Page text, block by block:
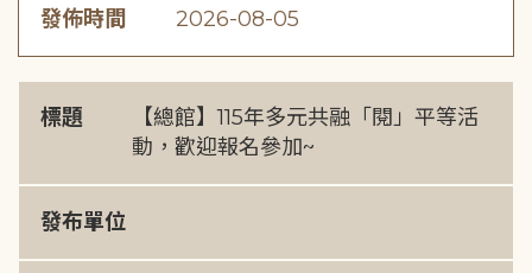
發佈時間 2026-08-05
標題
【總館】115年多元共融「閱」平等活
動，歡迎報名參加~
發布單位